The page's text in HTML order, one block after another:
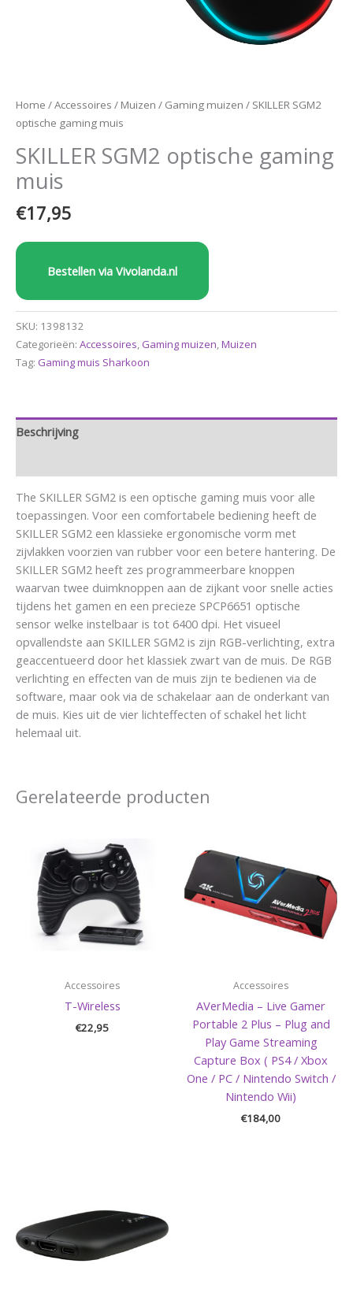
Home /Accessoires / Muizen / Gaming muizen / SKILLER SGM2
optische gaming muis
SKILLER SGM2 optische gaming
muis
€17,95
Bestellen via Vivolanda.nl
SKU: 1398132
Categorieën: Accessoires, Gaming muizen,Muizen
Tag: Gaming muis Sharkoon
Beschrijving
The SKILLER SGM2 is een optische gaming muis voor alle
toepassingen. Voor een comfortabele bediening heeft de
SKILLER SGM2 een klassieke ergonomische vorm met
zijvlakken voorzien van rubber voor een betere hantering. De
SKILLER SGM2 heeft zes programmeerbare knoppen
waarvan twee duimknoppen aan de zijkant voor snelle acties
tijdens het gamen en een precieze SPCP6651 optische
sensor welke instelbaar is tot 6400 dpi. Het visueel
opvallendste aan SKILLER SGM2 is zijn RGB-verlichting, extra
geaccentueerd door het klassiek zwart van de muis. De RGB
verlichting en effecten van de muis zijn te bedienen via de
software, maar ook via de schakelaar aan de onderkant van
de muis. Kies uit de vier lichteffecten of schakel het licht
helemaal uit.
Gerelateerde producten
Accessoires
T-Wireless
€22,95
Accessoires
AVerMedia – Live Gamer
Portable 2 Plus – Plug and
Play Game Streaming
Capture Box ( PS4 / Xbox
One / PC / Nintendo Switch /
Nintendo Wii)
€184,00